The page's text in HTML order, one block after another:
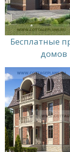
Бесплатные
домов